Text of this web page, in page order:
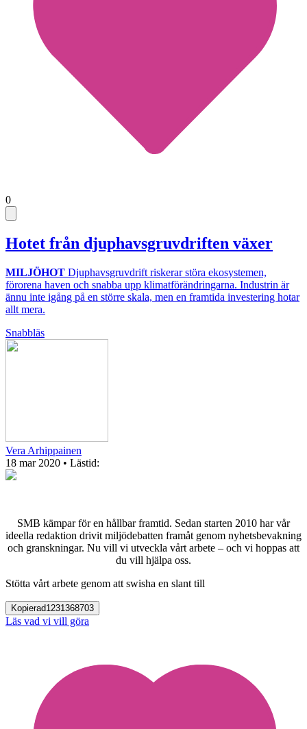
0
Hotet från djuphavsgruvdriften växer
MILJÖHOT Djuphavsgruvdrift riskerar störa ekosystemen,
förorena haven och snabba upp klimatförändringarna. Industrin är
ännu inte igång på en större skala, men en framtida investering hotar
allt mera.
Snabbläs
Vera Arhippainen
18 mar 2020 • Lästid:
SMB kämpar för en hållbar framtid. Sedan starten 2010 har vår
ideella redaktion drivit miljödebatten framåt genom nyhetsbevakning
och granskningar. Nu vill vi utveckla vårt arbete – och vi hoppas att
du vill hjälpa oss.
Stötta vårt arbete genom att swisha en slant till
Kopierad1231368703
Läs vad vi vill göra